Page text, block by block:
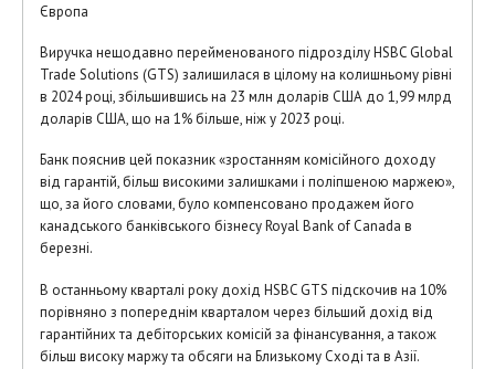
Європа
Виручка нещодавно перейменованого підрозділу HSBC Global
Trade Solutions (GTS) залишилася в цілому на колишньому рівні
в 2024 році, збільшившись на 23 млн доларів США до 1,99 млрд
доларів США, що на 1% більше, ніж у 2023 році.
Банк пояснив цей показник «зростанням комісійного доходу
від гарантій, більш високими залишками і поліпшеною маржею»,
що, за його словами, було компенсовано продажем його
канадського банківського бізнесу Royal Bank of Canada в
березні.
В останньому кварталі року дохід HSBC GTS підскочив на 10%
порівняно з попереднім кварталом через більший дохід від
гарантійних та дебіторських комісій за фінансування, а також
більш високу маржу та обсяги на Близькому Сході та в Азії.